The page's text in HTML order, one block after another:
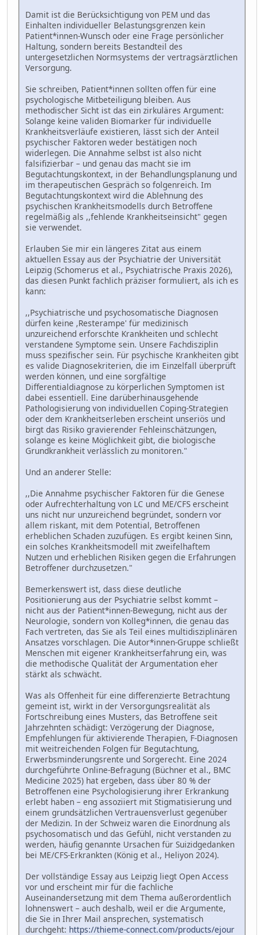
Damit ist die Berücksichtigung von PEM und das
Einhalten individueller Belastungsgrenzen kein
Patient*innen-Wunsch oder eine Frage persönlicher
Haltung, sondern bereits Bestandteil des
untergesetzlichen Normsystems der vertragsärztlichen
Versorgung.
Sie schreiben, Patient*innen sollten offen für eine
psychologische Mitbeteiligung bleiben. Aus
methodischer Sicht ist das ein zirkuläres Argument:
Solange keine validen Biomarker für individuelle
Krankheitsverläufe existieren, lässt sich der Anteil
psychischer Faktoren weder bestätigen noch
widerlegen. Die Annahme selbst ist also nicht
falsifizierbar – und genau das macht sie im
Begutachtungskontext, in der Behandlungsplanung und
im therapeutischen Gespräch so folgenreich. Im
Begutachtungskontext wird die Ablehnung des
psychischen Krankheitsmodells durch Betroffene
regelmäßig als ,,fehlende Krankheitseinsicht" gegen
sie verwendet.
Erlauben Sie mir ein längeres Zitat aus einem
aktuellen Essay aus der Psychiatrie der Universität
Leipzig (Schomerus et al., Psychiatrische Praxis 2026),
das diesen Punkt fachlich präziser formuliert, als ich es
kann:
,,Psychiatrische und psychosomatische Diagnosen
dürfen keine ,Resterampe' für medizinisch
unzureichend erforschte Krankheiten und schlecht
verstandene Symptome sein. Unsere Fachdisziplin
muss spezifischer sein. Für psychische Krankheiten gibt
es valide Diagnosekriterien, die im Einzelfall überprüft
werden können, und eine sorgfältige
Differentialdiagnose zu körperlichen Symptomen ist
dabei essentiell. Eine darüberhinausgehende
Pathologisierung von individuellen Coping-Strategien
oder dem Krankheitserleben erscheint unseriös und
birgt das Risiko gravierender Fehleinschätzungen,
solange es keine Möglichkeit gibt, die biologische
Grundkrankheit verlässlich zu monitoren."
Und an anderer Stelle:
,,Die Annahme psychischer Faktoren für die Genese
oder Aufrechterhaltung von LC und ME/CFS erscheint
uns nicht nur unzureichend begründet, sondern vor
allem riskant, mit dem Potential, Betroffenen
erheblichen Schaden zuzufügen. Es ergibt keinen Sinn,
ein solches Krankheitsmodell mit zweifelhaftem
Nutzen und erheblichen Risiken gegen die Erfahrungen
Betroffener durchzusetzen."
Bemerkenswert ist, dass diese deutliche
Positionierung aus der Psychiatrie selbst kommt –
nicht aus der Patient*innen-Bewegung, nicht aus der
Neurologie, sondern von Kolleg*innen, die genau das
Fach vertreten, das Sie als Teil eines multidisziplinären
Ansatzes vorschlagen. Die Autor*innen-Gruppe schließt
Menschen mit eigener Krankheitserfahrung ein, was
die methodische Qualität der Argumentation eher
stärkt als schwächt.
Was als Offenheit für eine differenzierte Betrachtung
gemeint ist, wirkt in der Versorgungsrealität als
Fortschreibung eines Musters, das Betroffene seit
Jahrzehnten schädigt: Verzögerung der Diagnose,
Empfehlungen für aktivierende Therapien, F-Diagnosen
mit weitreichenden Folgen für Begutachtung,
Erwerbsminderungsrente und Sorgerecht. Eine 2024
durchgeführte Online-Befragung (Büchner et al., BMC
Medicine 2025) hat ergeben, dass über 80 % der
Betroffenen eine Psychologisierung ihrer Erkrankung
erlebt haben – eng assoziiert mit Stigmatisierung und
einem grundsätzlichen Vertrauensverlust gegenüber
der Medizin. In der Schweiz waren die Einordnung als
psychosomatisch und das Gefühl, nicht verstanden zu
werden, häufig genannte Ursachen für Suizidgedanken
bei ME/CFS-Erkrankten (König et al., Heliyon 2024).
Der vollständige Essay aus Leipzig liegt Open Access
vor und erscheint mir für die fachliche
Auseinandersetzung mit dem Thema außerordentlich
lohnenswert – auch deshalb, weil er die Argumente,
die Sie in Ihrer Mail ansprechen, systematisch
durchgeht: https://thieme-connect.com/products/ejour